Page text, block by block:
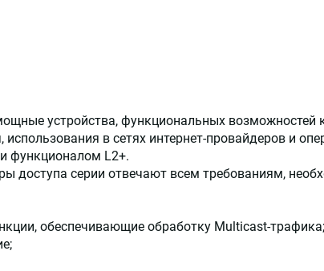
устройства, функциональных возможностей
в сетях интернет-провайдеров и
функционалом L2+.
доступа серии отвечают всем требованиям,
обеспечивающие обработку Multicast-трафика;